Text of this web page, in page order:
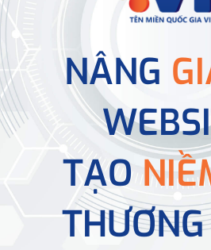
NÂNG
TẠO